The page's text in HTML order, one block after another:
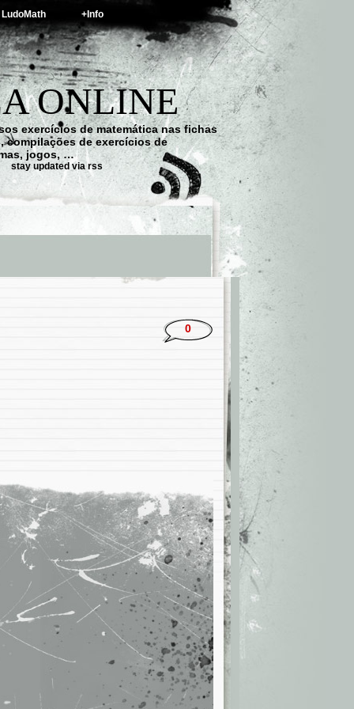
LudoMath +Info
ONLINE
exercícios de matemática nas fichas
compilações de exercícios de
jogos, …
stay updated via rss
0